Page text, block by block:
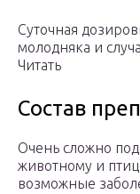
Суточная
молодняка и
Читать
Состав
Очень сложно
животному и
возможные